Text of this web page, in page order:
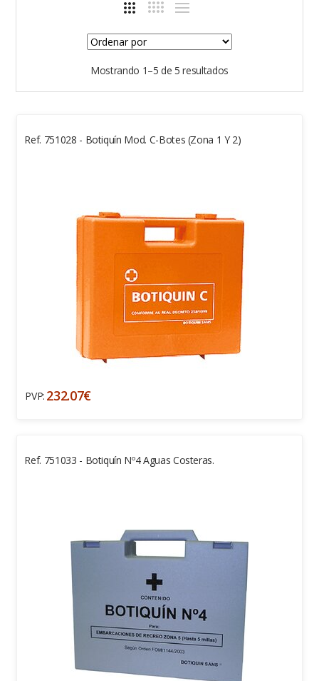
Mostrando 1–5 de 5 resultados
Ref. 751028 - Botiquín Mod. C-Botes (zona 1 Y 2)
PVP: 232.07€
Ref. 751033 - Botiquín Nº4 Aguas Costeras.